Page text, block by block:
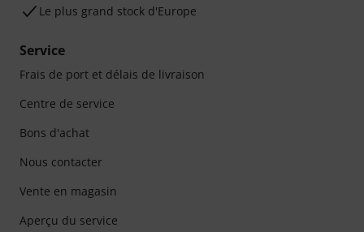
Le plus grand stock d'Europe
Service
Frais de port et délais de livraison
Centre de service
Bons d'achat
Nous contacter
Vente en magasin
Aperçu du service